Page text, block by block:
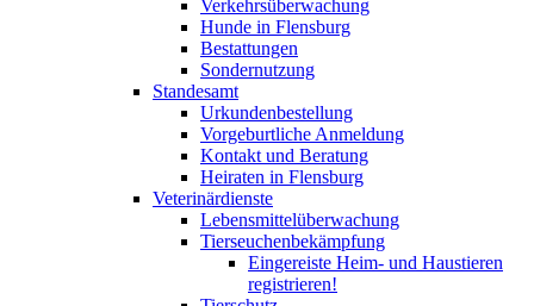
Verkehrsüberwachung
Hunde in Flensburg
Bestattungen
Sondernutzung
Standesamt
Urkundenbestellung
Vorgeburtliche Anmeldung
Kontakt und Beratung
Heiraten in Flensburg
Veterinärdienste
Lebensmittelüberwachung
Tierseuchenbekämpfung
Eingereiste Heim- und Haustieren
registrieren!